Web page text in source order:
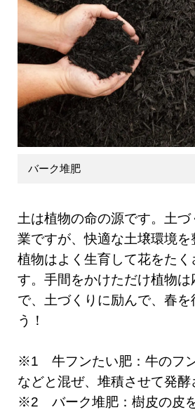
バーク堆肥
土は植物の命の源です。土
業ですが、快適な土壌環境を
植物はよく生育して花をたく
す。手間をかけただけ植物
で、土づくりに励んで、春を
う！
※1 牛フンたい肥：牛のフ
などと混ぜ、堆積させて発酵
※2 バーク堆肥：樹皮の皮